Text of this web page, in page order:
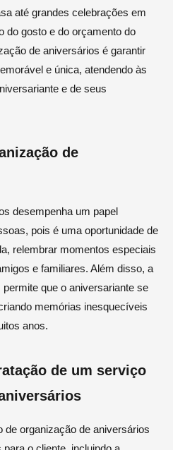
até grandes celebrações em
do gosto e do orçamento do
de aniversários é garantir
e única, atendendo às
e de seus
de
desempenha um papel
pois é uma oportunidade de
relembrar momentos especiais
e familiares. Além disso, a
que o aniversariante se
memórias inesquecíveis
anos.
de um serviço
organização de aniversários